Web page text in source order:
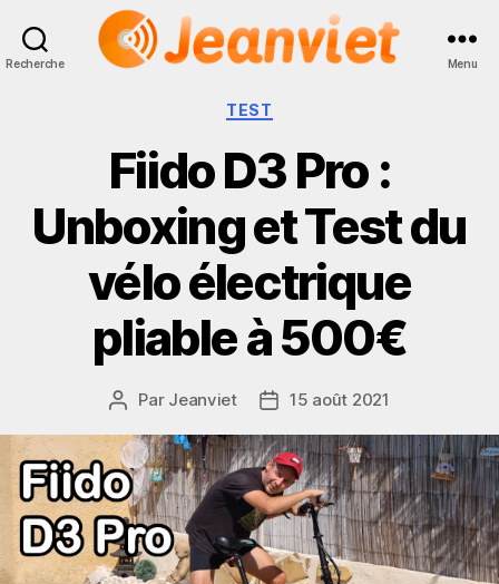
Recherche Menu
Catégories
TEST
Fiido D3 Pro :
Unboxing et Test du
vélo électrique
pliable à 500€
Auteur
l’article
Par Jeanviet
Date
l’article
15 août 2021